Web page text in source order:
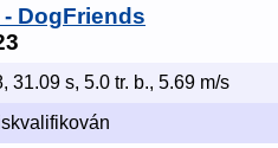
DogFriends
31.09 s, 5.0 tr. b., 5.69 m/s